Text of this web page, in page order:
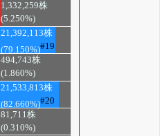
1,332,259株
(5.250%)
21,392,113株
(79.150%)#19
494,743株
(1.860%)
21,533,813株
(82.660%)#20
81,711株
(0.310%)